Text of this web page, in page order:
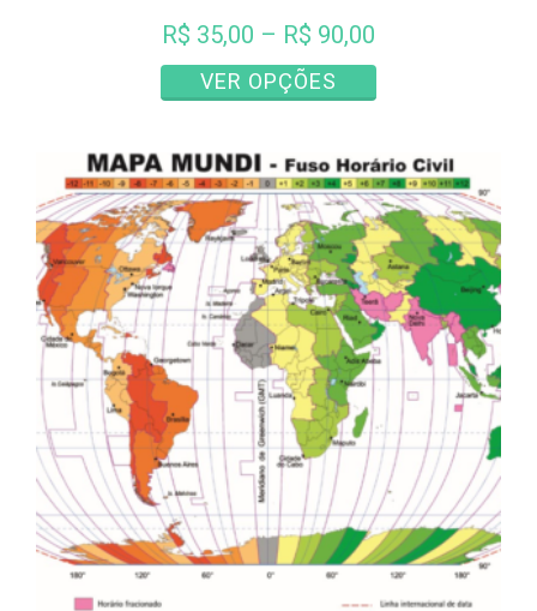
R$ 35,00 – R$ 90,00
VER OPÇÕES
produto
várias
variantes.
As
opções
podem
ser
escolhidas
na
página
do
produto